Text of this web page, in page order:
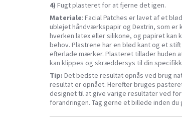
4) Fugt plasteret for at fjerne det igen.
Materiale: Facial Patches er lavet af et
ublejet håndværkspapir og Dextrin, som er
hverken latex eller silikone, og papiret
behov. Plastrene har en blød kant og et
efterlade mærker. Plasteret tillader huden
kan klippes og skræddersys til din
Tip: Det bedste resultat opnås ved brug
resultat er opnået. Herefter bruges
designet til at give varige resultater ved
forandringen. Tag gerne et billede inden du